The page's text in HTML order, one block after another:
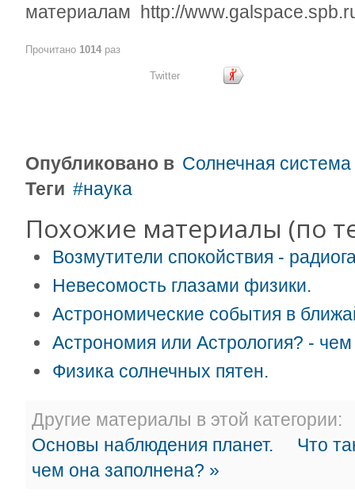
материалам http://
Прочитано 1014 раз
Twitter
Опубликовано в Солнечная система
Теги
наука
Похожие материалы (по
Возмутители спокойствия -
Невесомость глазами физики.
Астрономические события в
Астрономия или Астрология? -
Физика солнечных пятен.
Другие материалы в этой категории:
Основы наблюдения планет.
Что
чем она заполнена? »